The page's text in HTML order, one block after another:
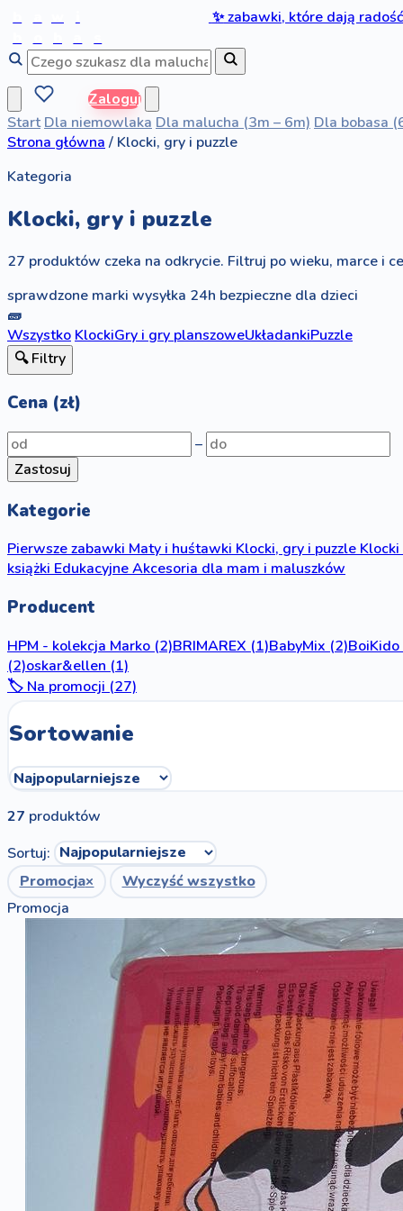
✨zabawki, które dają
Zaloguj
Start Dla niemowlaka Dla malucha (3m – 6m) Dla bobasa
Strona główna / Klocki, gry i puzzle
Kategoria
Klocki, gry i puzzle
27 produktów czeka na odkrycie. Filtruj po wieku, marce i
sprawdzone marki wysyłka 24h bezpieczne dla dzieci
🧱
Wszystko KlockiGry i gry planszoweUkładankiPuzzle
🔍 Filtry
Cena (zł)
–
Zastosuj
Kategorie
Pierwsze zabawkiMaty i huśtawkiKlocki, gry i puzzleKlocki
książkiEdukacyjneAkcesoria dla mam i maluszków
Producent
HPM - kolekcja Marko (2)BRIMAREX (1)BabyMix (2)BoiKido
(2)oskar&ellen (1)
🏷️ Na promocji (27)
Sortowanie
27 produktów
Sortuj:
Promocja×
Wyczyść wszystko
Promocja